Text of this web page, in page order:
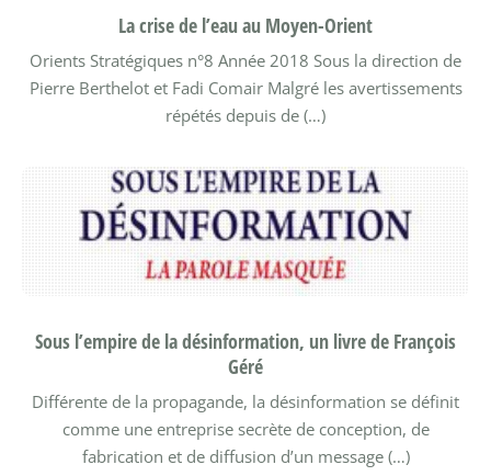
La crise de l’eau au Moyen-Orient
Orients Stratégiques n°8 Année 2018 Sous la direction de
Pierre Berthelot et Fadi Comair Malgré les avertissements
répétés depuis de (…)
Sous l’empire de la désinformation, un livre de François
Géré
Différente de la propagande, la désinformation se définit
comme une entreprise secrète de conception, de
fabrication et de diffusion d’un message (…)